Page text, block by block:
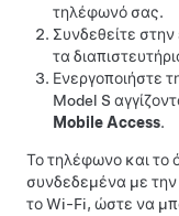
τηλέφωνό σας.
Συνδεθείτε
τα
Ενεργοποιήστε
Model S
Mobile Access.
Το τηλέφωνο και το
συνδεδεμένα με την
το Wi-Fi, ώστε να